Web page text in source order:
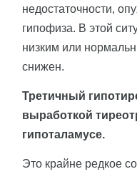
недостаточности,
гипофиза. В этой
низким или
снижен.
Третичный
выработкой
гипоталамусе.
Это крайне редкое